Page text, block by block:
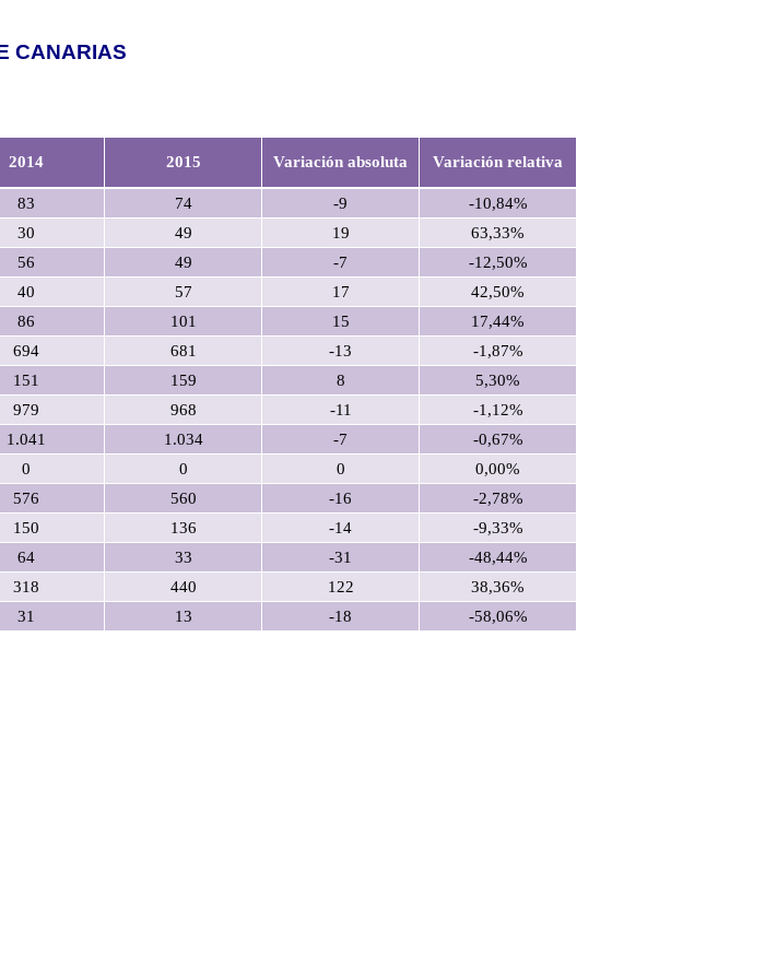
CANARIAS
2014 2015 Variación absoluta Variación relativa
83 74 -9
-10,84%
30 49 19
63,33%
56 49 -7
-12,50%
40 57 17
42,50%
86 101 15
17,44%
694 681 -13
-1,87%
151 159 8
5,30%
979 968 -11
-1,12%
1.041 1.034 -7
-0,67%
0 0 0
0,00%
576 560 -16
-2,78%
150 136 -14
-9,33%
64 33 -31
-48,44%
318 440 122
38,36%
31 13 -18 -58,06%